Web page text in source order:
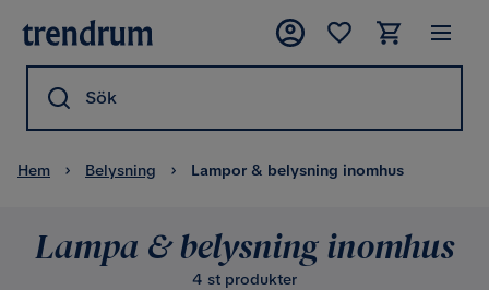
Sök
Hem Belysning Lampor & belysning inomhus
Lampa & belysning inomhus
4 st produkter